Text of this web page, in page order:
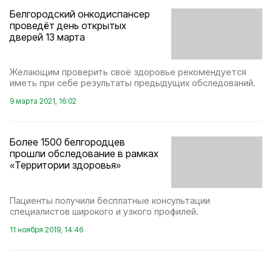
Белгородский онкодиспансер
проведёт день открытых
дверей 13 марта
Желающим проверить своё здоровье рекомендуется
иметь при себе результаты предыдущих обследований.
9 марта 2021, 16:02
Более 1500 белгородцев
прошли обследование в рамках
«Территории здоровья»
Пациенты получили бесплатные консультации
специалистов широкого и узкого профилей.
11 ноября 2019, 14:46